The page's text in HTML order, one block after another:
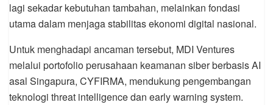
lagi sekadar kebutuhan tambahan, melainkan fondasi
utama dalam menjaga stabilitas ekonomi digital nasional.
Untuk menghadapi ancaman tersebut, MDI Ventures
melalui portofolio perusahaan keamanan siber berbasis AI
asal Singapura, CYFIRMA, mendukung pengembangan
teknologi threat intelligence dan early warning system.